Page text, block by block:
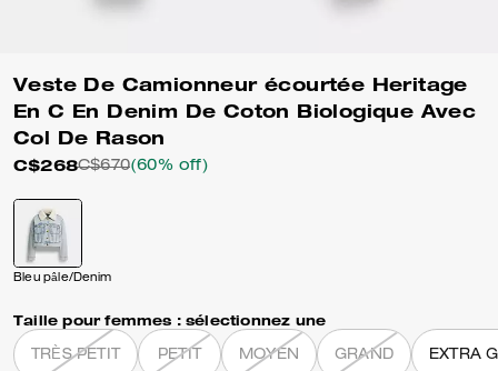
Veste De Camionneur écourtée Heritage
En C En Denim De Coton Biologique Avec
Col De Rason
C$268C$670(60% off)
Bleu pâle/Denim
Taille pour femmes : sélectionnez une
TRÈS PETIT PETIT MOYEN GRAND EXTRA